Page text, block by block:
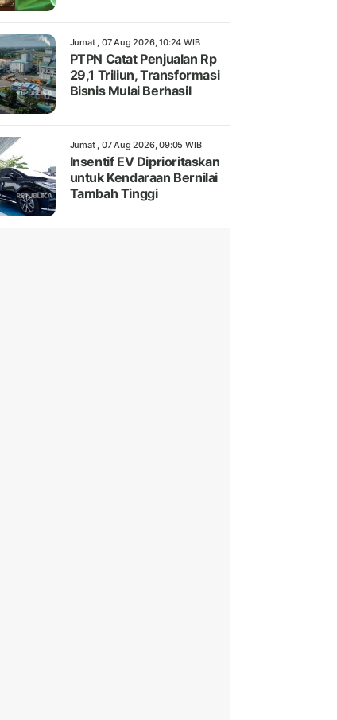
Jumat , 07 Aug 2026, 10:24 WIB
PTPN Catat Penjualan Rp
29,1 Triliun, Transformasi
Bisnis Mulai Berhasil
Jumat , 07 Aug 2026, 09:05 WIB
Insentif EV Diprioritaskan
untuk Kendaraan Bernilai
Tambah Tinggi